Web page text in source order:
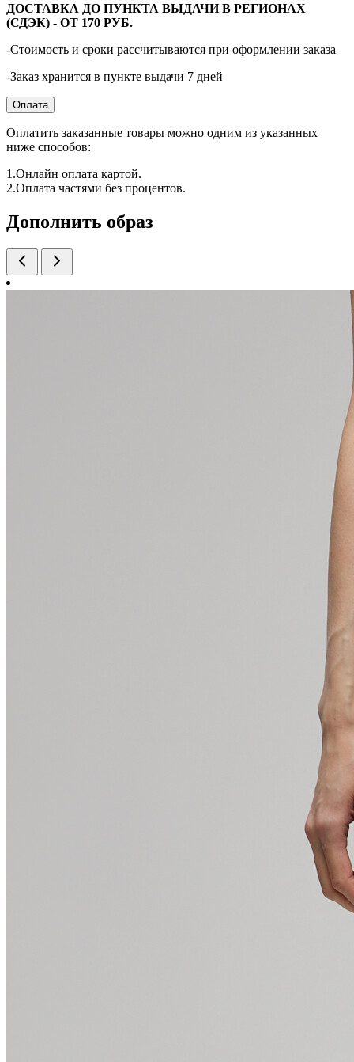
ДОСТАВКА ДО ПУНКТА ВЫДАЧИ В РЕГИОНАХ
(СДЭК) - ОТ 170 РУБ.
-Стоимость и сроки рассчитываются при оформлении заказа
-Заказ хранится в пункте выдачи 7 дней
Оплата
Оплатить заказанные товары можно одним из указанных
ниже способов:
1.Онлайн оплата картой.
2.Оплата частями без процентов.
Дополнить образ